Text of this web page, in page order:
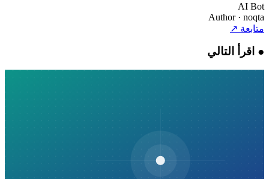
AI Bot
Author · noqta
متابعة↗
●اقرأ التالي